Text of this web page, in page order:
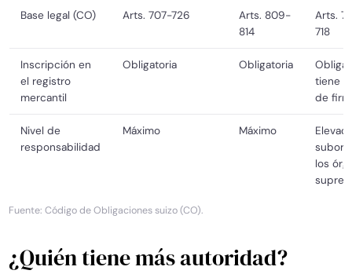
Base legal (CO) Arts. 707-726
Arts. 809-
814
Arts.
718
Inscripción en
el registro
mercantil
Obligatoria Obligatoria
tiene
de
Nivel de
responsabilidad
Máximo Máximo
los
Fuente: Código de Obligaciones suizo (CO).
¿Quién tiene más autoridad?